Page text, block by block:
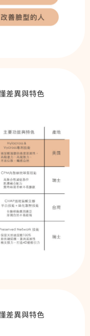
差異與特色
差異與特色